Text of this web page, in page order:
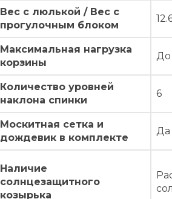
Вес с люлькой / Вес с
прогулочным блоком
Максимальная нагрузка
корзины
До
Количество уровней
наклона спинки
6
Москитная сетка и
дождевик в комплекте
Да
Наличие
солнцезащитного
козырька